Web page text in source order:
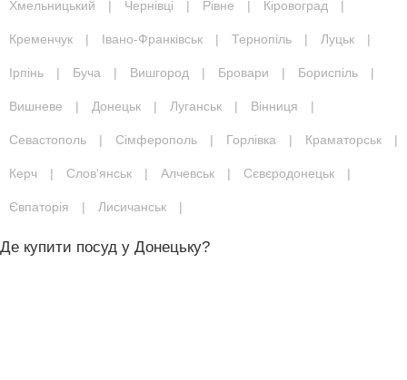
Хмельницький | Чернівці | Рівне | Кіровоград |
Кременчук | Івано-Франківськ | Тернопіль | Луцьк |
Ірпінь | Буча | Вишгород | Бровари | Бориспіль |
Вишневе | Донецьк | Луганськ | Вінниця |
Севастополь | Сімферополь | Горлівка | Краматорськ |
Керч | Слов'янськ | Алчевськ | Сєвєродонецьк |
Євпаторія | Лисичанськ |
Де купити посуд у Донецьку?